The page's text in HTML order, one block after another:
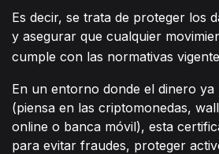
Es decir, se trata de proteger los
y asegurar que cualquier
cumple con las normativas
En un entorno donde el dinero ya
(piensa en las criptomonedas,
online o banca móvil), esta
para evitar fraudes, proteger